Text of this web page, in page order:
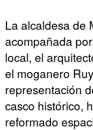
La alcaldesa de
acompañada
local, el
el moganero
representación
casco histórico,
reformado